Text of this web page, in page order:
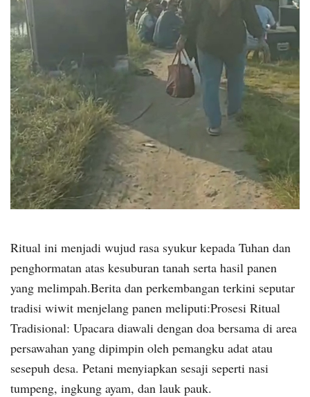
Ritual ini menjadi wujud rasa syukur kepada Tuhan dan
penghormatan atas kesuburan tanah serta hasil panen
yang melimpah.Berita dan perkembangan terkini seputar
tradisi wiwit menjelang panen meliputi:Prosesi Ritual
Tradisional: Upacara diawali dengan doa bersama di area
persawahan yang dipimpin oleh pemangku adat atau
sesepuh desa. Petani menyiapkan sesaji seperti nasi
tumpeng, ingkung ayam, dan lauk pauk.